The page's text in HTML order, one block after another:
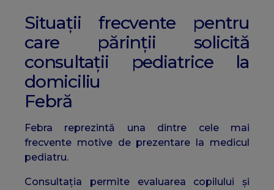
Situații frecvente pentru
care părinții solicită
consultații pediatrice la
domiciliu
Febră
Febra reprezintă una dintre cele mai
frecvente motive de prezentare la medicul
pediatru.
Consultația permite evaluarea copilului și